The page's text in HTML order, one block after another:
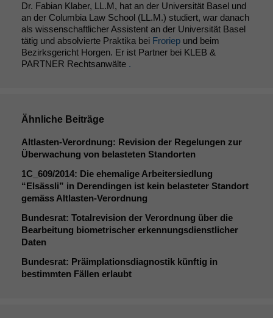
Dr. Fabian Klaber, LL.M, hat an der Universität Basel und
an der Columbia Law School (LL.M.) studiert, war danach
als wissenschaftlicher Assistent an der Universität Basel
tätig und absolvierte Praktika bei Froriep und beim
Bezirksgericht Horgen. Er ist Partner bei KLEB &
PARTNER Rechtsanwälte .
Ähnliche Beiträge
Altlasten-Verordnung: Revision der Regelungen zur
Überwachung von belasteten Standorten
1C_609/2014: Die ehemalige Arbeitersiedlung
“Elsässli” in Derendingen ist kein belasteter Standort
gemäss Altlasten-Verordnung
Bundesrat: Totalrevision der Verordnung über die
Bearbeitung biometrischer erkennungsdienstlicher
Daten
Bundesrat: Präimplationsdiagnostik künftig in
bestimmten Fällen erlaubt